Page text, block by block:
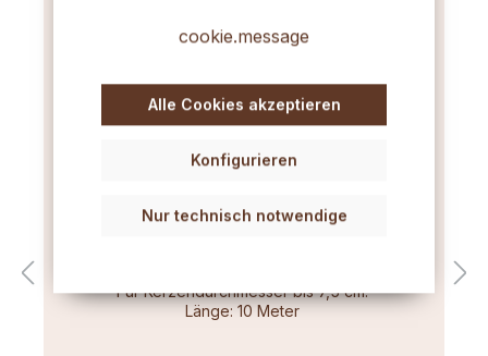
Flachdocht mittel (3x12) 10m
Für Kerzendurchmesser bis 7,5 cm.
Länge: 10 Meter
cookie.message
Nur technisch notwendige
Konfigurieren
Alle Cookies akzeptieren